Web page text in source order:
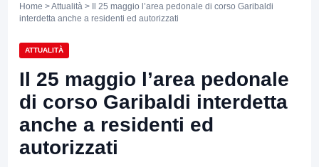
Home >Attualità > Il 25 maggio l’area pedonale di corso Garibaldi
interdetta anche a residenti ed autorizzati
ATTUALITÀ
Il 25 maggio l’area pedonale
di corso Garibaldi interdetta
anche a residenti ed
autorizzati